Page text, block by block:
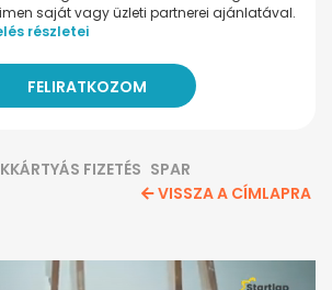
saját vagy üzleti partnerei ajánlatával.
részletei
FIZETÉS SPAR
VISSZA A CÍMLAPRA